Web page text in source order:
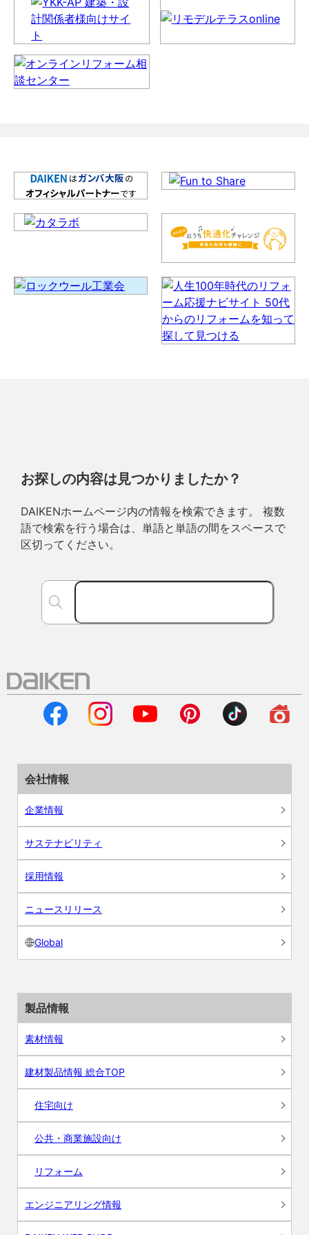
お探しの内容は見つかりましたか？
DAIKENホームページ内の情報を検索できます。 複数
語で検索を行う場合は、単語と単語の間をスペースで
区切ってください。
会社情報
企業情報
サステナビリティ
採用情報
ニュースリリース
Global
製品情報
素材情報
建材製品情報 総合TOP
住宅向け
公共・商業施設向け
リフォーム
エンジニアリング情報